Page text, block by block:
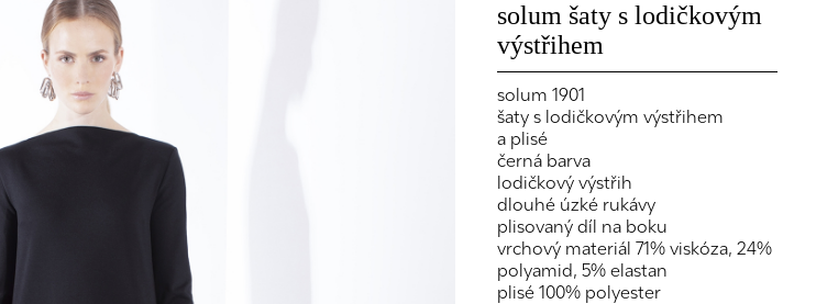
solum šaty s lodičkovým
výstřihem
solum 1901
šaty s lodičkovým výstřihem
a plisé
černá barva
lodičkový výstřih
dlouhé úzké rukávy
plisovaný díl na boku
vrchový materiál 71% viskóza, 24%
polyamid, 5% elastan
plisé 100% polyester